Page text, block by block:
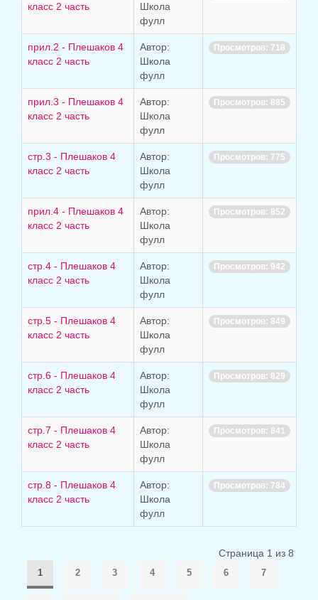
класс 2 часть
Школа
фулл
прил.2 - Плешаков 4
класс 2 часть
Автор:
Школа
фулл
Просмотров: 718
прил.3 - Плешаков 4
класс 2 часть
Автор:
Школа
фулл
Просмотров: 885
стр.3 - Плешаков 4
класс 2 часть
Автор:
Школа
фулл
Просмотров: 775
прил.4 - Плешаков 4
класс 2 часть
Автор:
Школа
фулл
Просмотров: 852
стр.4 - Плешаков 4
класс 2 часть
Автор:
Школа
фулл
Просмотров: 942
стр.5 - Плешаков 4
класс 2 часть
Автор:
Школа
фулл
Просмотров: 849
стр.6 - Плешаков 4
класс 2 часть
Автор:
Школа
фулл
Просмотров: 829
стр.7 - Плешаков 4
класс 2 часть
Автор:
Школа
фулл
Просмотров: 841
стр.8 - Плешаков 4
класс 2 часть
Автор:
Школа
фулл
Просмотров: 784
Страница 1 из 8
1 2 3 4 5 6 7